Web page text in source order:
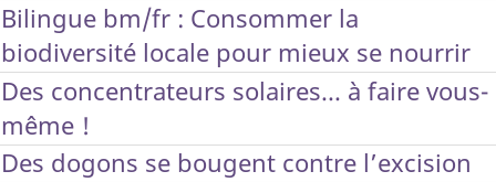
Bilingue bm/fr : Consommer la
biodiversité locale pour mieux se nourrir
Des concentrateurs solaires... à faire vous-
même !
Des dogons se bougent contre l’excision